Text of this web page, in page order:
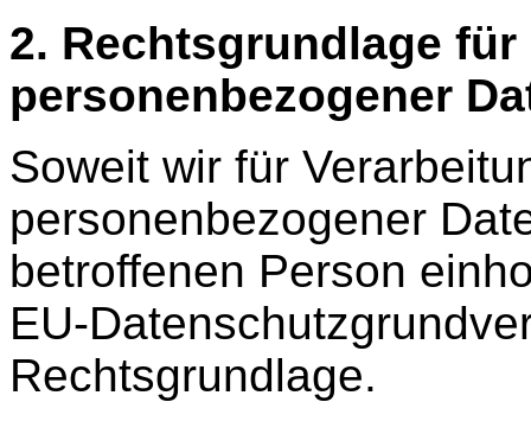
2. Rechtsgrundlage
personenbezogener
Soweit wir für
personenbezogener
betroffenen Person
EU-
Rechtsgrundlage.